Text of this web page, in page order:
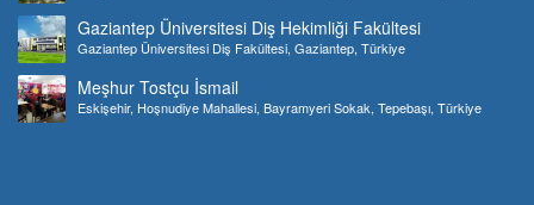
Gaziantep Üniversitesi Diş Hekimliği Fakültesi
Gaziantep Üniversitesi Diş Fakültesi, Gaziantep, Türkiye
Meşhur Tostçu İsmail
Eskişehir, Hoşnudiye Mahallesi, Bayramyeri Sokak, Tepebaşı, Türkiye